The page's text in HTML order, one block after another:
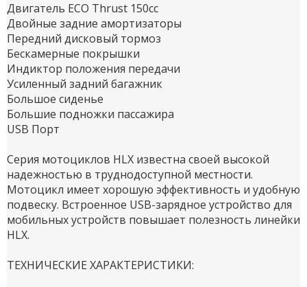
Двигатель ECO Thrust 150cc
Двойные задние амортизаторы
Передний дисковый тормоз
Бескамерные покрышки
Индиктор положения передачи
Усиленный задний багажник
Большое сиденье
Большие подножки пассажира
USB Порт
Серия мотоциклов HLX известна своей высокой
надежностью в труднодоступной местности.
Мотоцикл имеет хорошую эффективность и удобную
подвеску. Встроенное USB-зарядное устройство для
мобильных устройств повышает полезность линейки
HLX.
ТЕХНИЧЕСКИЕ ХАРАКТЕРИСТИКИ: